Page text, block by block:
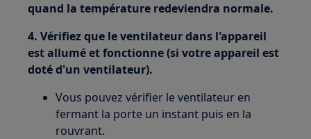
quand la température redeviendra normale.
4. Vérifiez que le ventilateur dans l'appareil
est allumé et fonctionne (si votre appareil est
doté d'un ventilateur).
Vous pouvez vérifier le ventilateur en
fermant la porte un instant puis en la
rouvrant.